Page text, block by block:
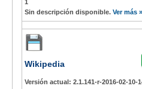
1
Sin descripción disponible. Ver más »
Wikipedia
Versión actual: 2.1.141-r-2016-02-10-